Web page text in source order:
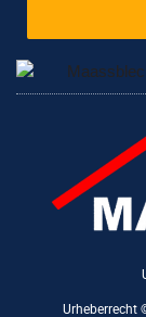
Urheberrecht